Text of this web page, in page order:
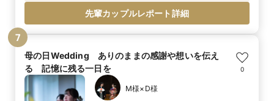
神殿
先輩カップルレポート詳細
7
母の日Wedding ありのままの感謝や想いを伝え
る 記憶に残る一日を
0
M様×D様